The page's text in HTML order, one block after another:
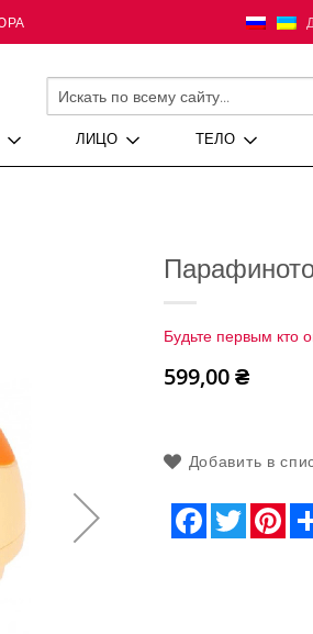
Язык
ЛИЦО ТЕЛО
Будьте первым кто
599,00 ₴
Добавить в
Facebook
Twitter